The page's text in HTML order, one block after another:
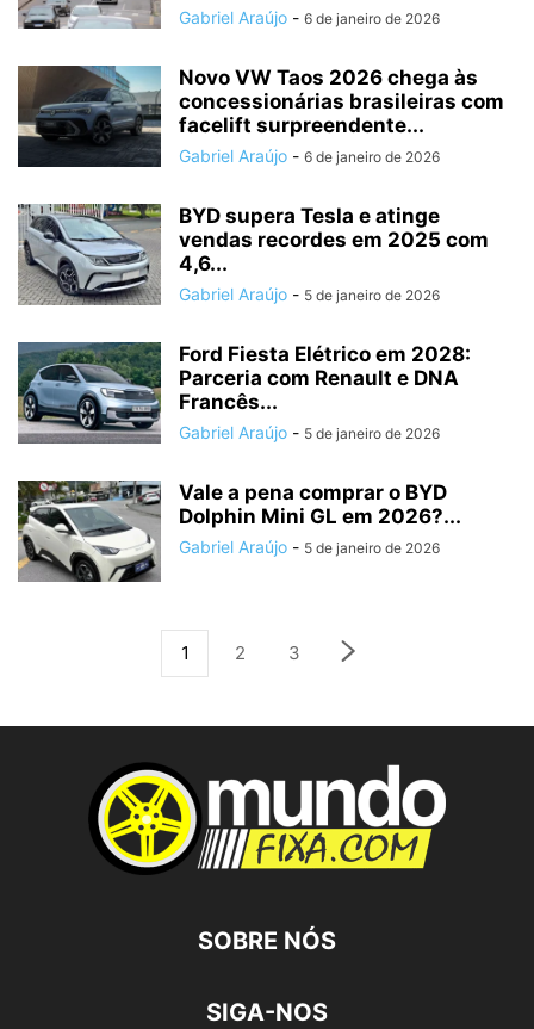
Gabriel Araújo - 6 de janeiro de 2026
Novo VW Taos 2026 chega às
concessionárias brasileiras com
facelift surpreendente...
Gabriel Araújo - 6 de janeiro de 2026
BYD supera Tesla e atinge
vendas recordes em 2025 com
4,6...
Gabriel Araújo - 5 de janeiro de 2026
Ford Fiesta Elétrico em 2028:
Parceria com Renault e DNA
Francês...
Gabriel Araújo - 5 de janeiro de 2026
Vale a pena comprar o BYD
Dolphin Mini GL em 2026?...
Gabriel Araújo - 5 de janeiro de 2026
1 2 3
SOBRE NÓS
SIGA-NOS